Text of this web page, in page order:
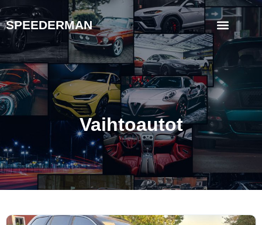
SPEEDERMAN
Vaihtoautot